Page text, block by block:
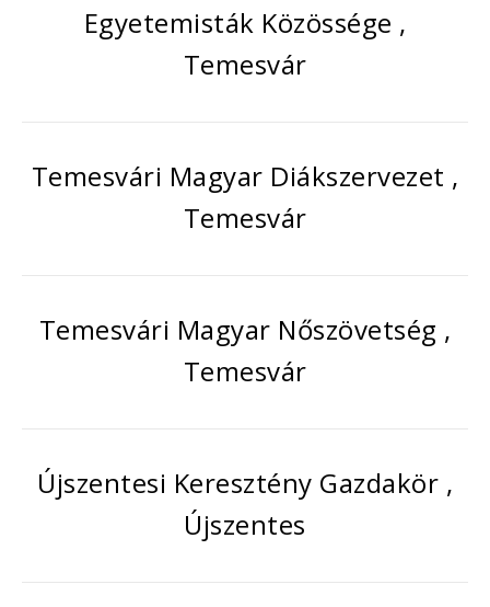
Egyetemisták Közössége ,
Temesvár
Temesvári Magyar Diákszervezet ,
Temesvár
Temesvári Magyar Nőszövetség ,
Temesvár
Újszentesi Keresztény Gazdakör ,
Újszentes